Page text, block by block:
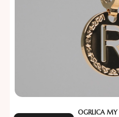
OGRLICA MY